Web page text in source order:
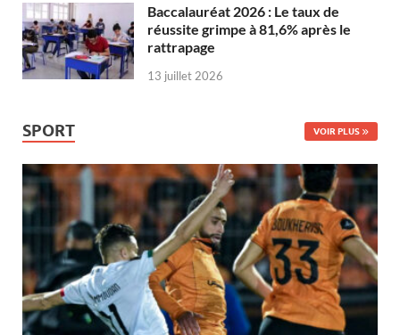
Baccalauréat 2026 : Le taux de
réussite grimpe à 81,6% après le
rattrapage
13 juillet 2026
SPORT VOIR PLUS